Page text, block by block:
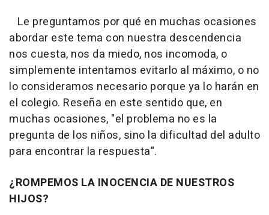
Le preguntamos por qué en muchas ocasiones
abordar este tema con nuestra descendencia
nos cuesta, nos da miedo, nos incomoda, o
simplemente intentamos evitarlo al máximo, o no
lo consideramos necesario porque ya lo harán en
el colegio. Reseña en este sentido que, en
muchas ocasiones, "el problema no es la
pregunta de los niños, sino la dificultad del adulto
para encontrar la respuesta".
¿ROMPEMOS LA INOCENCIA DE NUESTROS
HIJOS?